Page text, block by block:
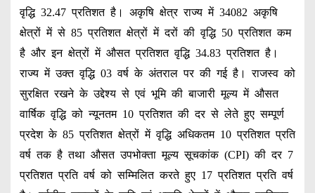
वृद्धि 32.47 प्रतिशत है। अकृषि क्षेत्र राज्य में 34082 अकृषि
क्षेत्रों में से 85 प्रतिशत क्षेत्रों में दरों की वृद्धि 50 प्रतिशत कम
है और इन क्षेत्रों में औसत प्रतिशत वृद्धि 34.83 प्रतिशत है।
राज्य में उक्त वृद्धि 03 वर्ष के अंतराल पर की गई है। राजस्व को
सुरक्षित रखने के उद्देश्य से एवं भूमि की बाजारी मूल्य में औसत
वार्षिक वृद्धि को न्यूनतम 10 प्रतिशत की दर से लेते हुए सम्पूर्ण
प्रदेश के 85 प्रतिशत क्षेत्रों में वृद्धि अधिकतम 10 प्रतिशत प्रति
वर्ष तक है तथा औसत उपभोक्ता मूल्य सूचकांक (CPI) की दर 7
प्रतिशत प्रति वर्ष को सम्मिलित करते हुए 17 प्रतिशत प्रति वर्ष